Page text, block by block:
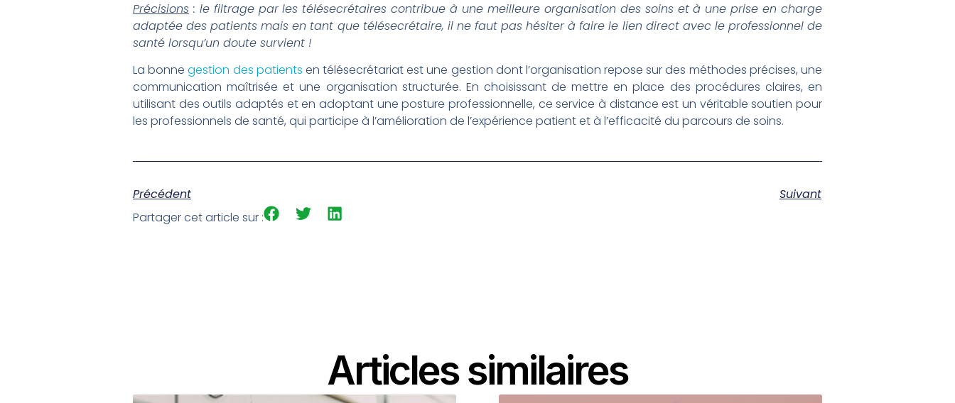
Précisions : le filtrage par les télésecrétaires contribue à une meilleure organisation des soins et à une prise en charge
adaptée des patients mais en tant que télésecrétaire, il ne faut pas hésiter à faire le lien direct avec le professionnel de
santé lorsqu’un doute survient !
La bonnegestion des patients en télésecrétariat est une gestion dont l’organisation repose sur des méthodes précises, une
communication maîtrisée et une organisation structurée. En choisissant de mettre en place des procédures claires, en
utilisant des outils adaptés et en adoptant une posture professionnelle, ce service à distance est un véritable soutien pour
les professionnels de santé, qui participe à l’amélioration de l’expérience patient et à l’efficacité du parcours de soins.
Précédent
Suivant
Partager cet article sur :
Articles similaires